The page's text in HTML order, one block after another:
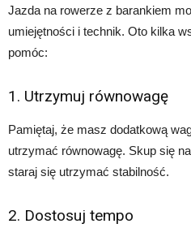
Jazda na rowerze z barankiem
umiejętności i technik. Oto kilka
pomóc:
1. Utrzymuj równowagę
Pamiętaj, że masz dodatkową
utrzymać równowagę. Skup się
staraj się utrzymać stabilność.
2. Dostosuj tempo